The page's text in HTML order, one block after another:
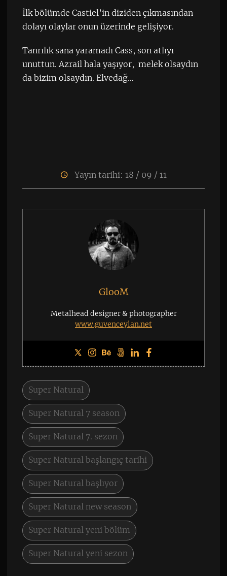
İlk bölümde Castiel’in diziden çıkmasından
dolayı olaylar onun üzerinde gelişiyor.
Tanrılık sana yaramadı Cass, son atlıyı
unuttun. Azrail hala yaşıyor, melek olsaydın
da bizim olsaydın. Elvedağ…
Yayın tarihi: 18 / 09 / 11
GlooM
Metalhead designer & photographer
www.guvenceylan.net
Super Natural
Super Natural 7 season
Super Natural 7. sezon
Super Natural başlangıç tarihi
Super Natural başlıyor
Super Natural new season
Super Natural yeni bölüm
Super Natural yeni sezon